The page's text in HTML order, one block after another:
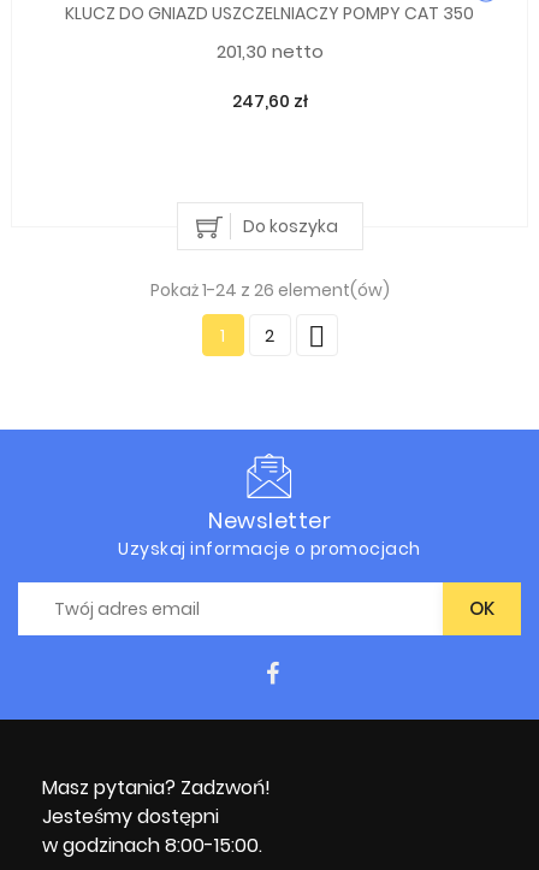
KLUCZ DO GNIAZD USZCZELNIACZY POMPY CAT 350
201,30 netto
247,60 zł
Do koszyka
Pokaż 1-24 z 26 element(ów)
1
2 
Newsletter
Uzyskaj informacje o promocjach
Masz pytania? Zadzwoń!
Jesteśmy dostępni
w godzinach 8:00-15:00.